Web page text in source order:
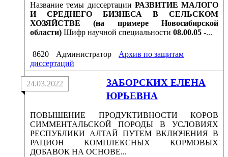
Название темы диссертации РАЗВИТИЕ МАЛОГО
И СРЕДНЕГО БИЗНЕСА В СЕЛЬСКОМ
ХОЗЯЙСТВЕ (на примере Новосибирской
области) Шифр научной специальности 08.00.05 -...
8620 Администратор
Архив по защитам
диссертаций
ЗАБОРСКИХ ЕЛЕНА
ЮРЬЕВНА
24.03.2022
ПОВЫШЕНИЕ ПРОДУКТИВНОСТИ КОРОВ
СИММЕНТАЛЬСКОЙ ПОРОДЫ В УСЛОВИЯХ
РЕСПУБЛИКИ АЛТАЙ ПУТЕМ ВКЛЮЧЕНИЯ В
РАЦИОН КОМПЛЕКСНЫХ КОРМОВЫХ
ДОБАВОК НА ОСНОВЕ...